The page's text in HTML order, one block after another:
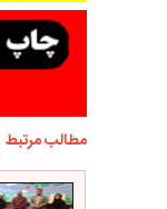
مطالب مرتبط